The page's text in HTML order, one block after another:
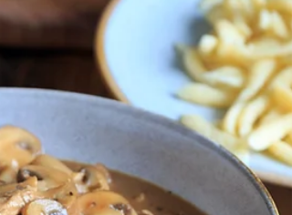
Eindruck macht? Dieses vegane
Bourguignon bringt dir die volle Ladung...